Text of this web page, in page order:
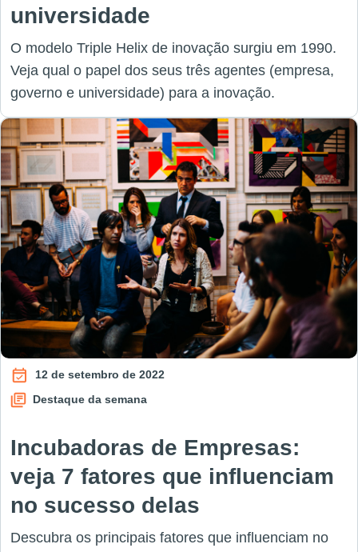
universidade
O modelo Triple Helix de inovação surgiu em 1990.
Veja qual o papel dos seus três agentes (empresa,
governo e universidade) para a inovação.
12 de setembro de 2022
Destaque da semana
Incubadoras de Empresas:
veja 7 fatores que influenciam
no sucesso delas
Descubra os principais fatores que influenciam no